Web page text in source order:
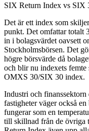
SIX Return Index vs SIX
Det är ett index som
punkt. Det omfattar totalt
in i bolagsvärdet oavsett
Stockholmsbörsen. Det
högre börsvärde då
och blir nu indexets femte
OMXS 30/SIX 30 index.
Industri och
fastigheter väger också
fungerar som en
till skillnad från de övriga